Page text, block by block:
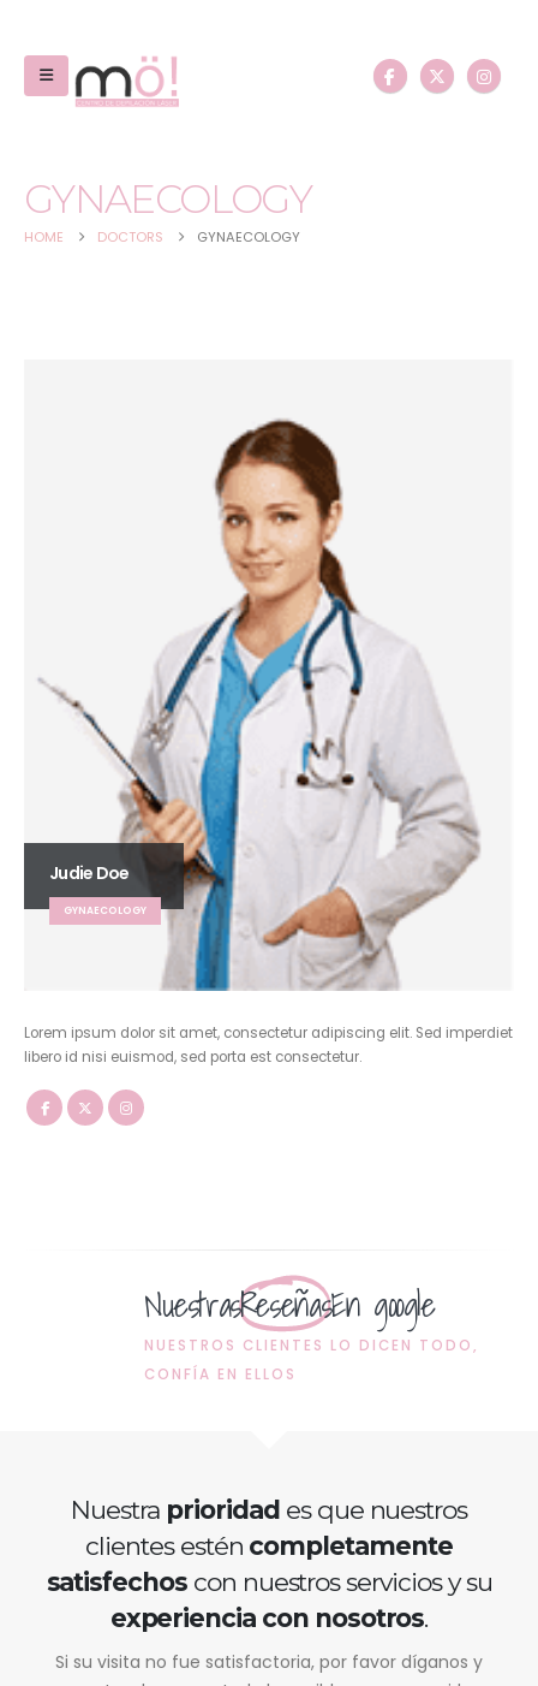
GYNAECOLOGY
HOME DOCTORS GYNAECOLOGY
Judie Doe
GYNAECOLOGY
Lorem ipsum dolor sit amet, consectetur adipiscing elit. Sed imperdiet
libero id nisi euismod, sed porta est consectetur.
NuestrasReseñasEn google
NUESTROS CLIENTES LO DICEN TODO,
CONFÍA EN ELLOS
Nuestra prioridades que nuestros
clientes estén completamente
satisfechoscon nuestros servicios y su
experiencia con nosotros.
Si su visita no fue satisfactoria, por favor díganos y